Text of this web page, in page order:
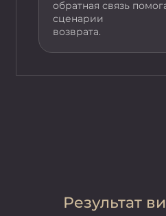
обратная связь
сценарии
возврата.
Результат